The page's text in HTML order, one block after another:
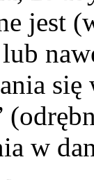
jest
się
w